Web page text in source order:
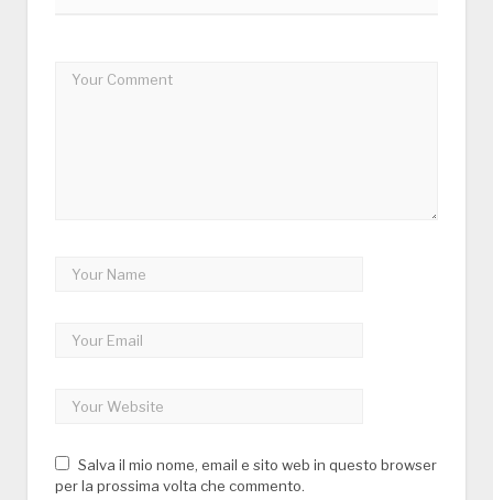
Salva il mio nome, email e sito web in questo browser
per la prossima volta che commento.